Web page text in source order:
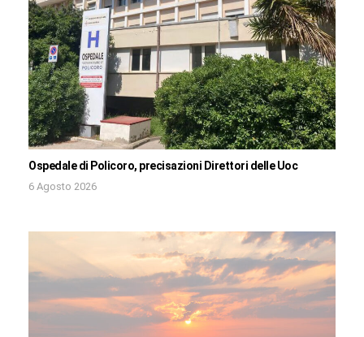
Ospedale di Policoro, precisazioni Direttori delle Uoc
6 Agosto 2026